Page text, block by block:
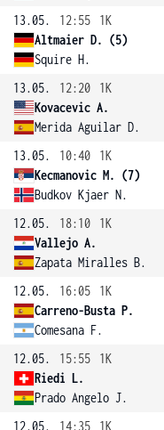
13.05.
12:55
1K
Altmaier D. (5)
Squire H.
13.05.
12:20
1K
Kovacevic A.
Merida Aguilar D.
13.05.
10:40
1K
Kecmanovic M. (7)
Budkov Kjaer N.
12.05.
18:10
1K
Vallejo A.
Zapata Miralles B.
12.05.
16:05
1K
Carreno-Busta P.
Comesana F.
12.05.
15:55
1K
Riedi L.
Prado Angelo J.
12.05.
14:35 1K